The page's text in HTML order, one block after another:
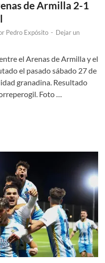
de Armilla 2-1
Pedro Expósito - Dejar un
el Arenas de Armilla y el
el pasado sábado 27 de
granadina. Resultado
Foto …